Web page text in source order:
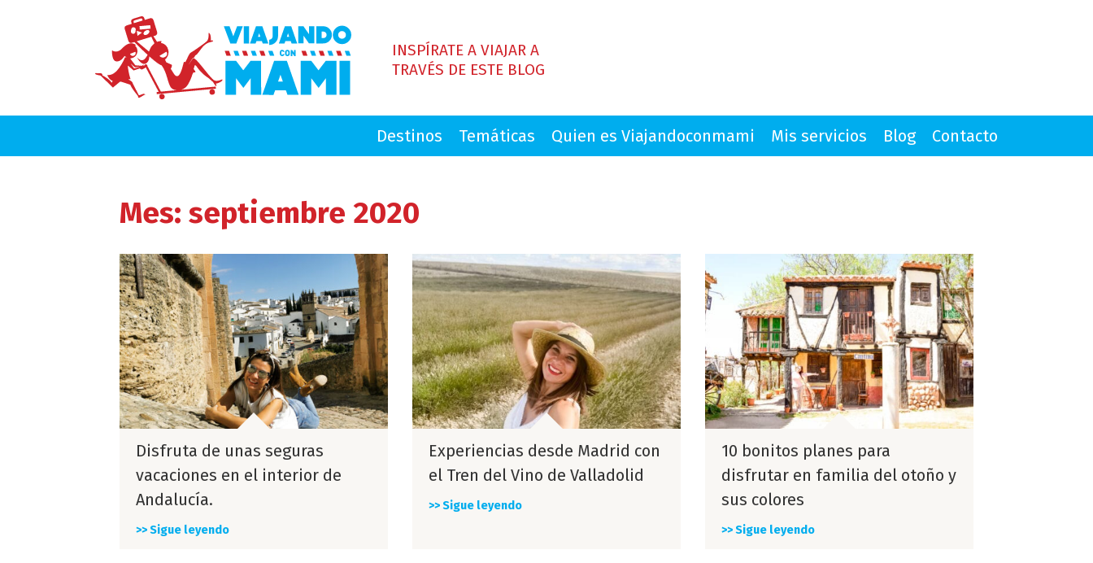
INSPÍRATE A VIAJAR A
TRAVÉS DE ESTE BLOG
Destinos Temáticas Quien es Viajandoconmami Mis servicios Blog Contacto
Mes: septiembre 2020
Disfruta de unas seguras
vacaciones en el interior de
Andalucía.
>> Sigue leyendo
Experiencias desde Madrid con
el Tren del Vino de Valladolid
>> Sigue leyendo
10 bonitos planes para
disfrutar en familia del otoño y
sus colores
>> Sigue leyendo